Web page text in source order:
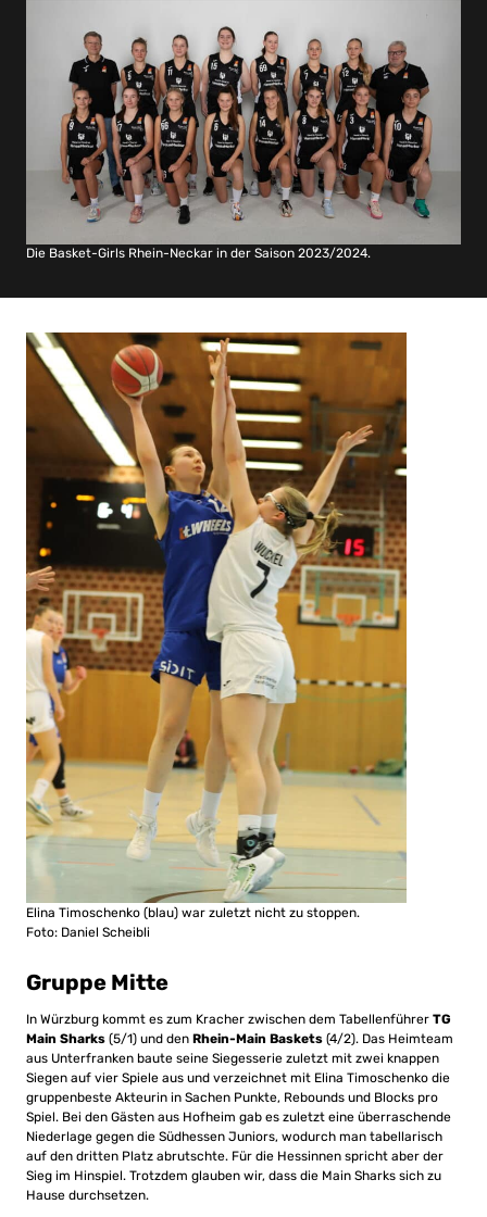
Die Basket-Girls Rhein-Neckar in der Saison 2023/2024.
Elina Timoschenko (blau) war zuletzt nicht zu stoppen.
Foto: Daniel Scheibli
Gruppe Mitte
In Würzburg kommt es zum Kracher zwischen dem Tabellenführer TG
Main Sharks (5/1) und den Rhein-Main Baskets (4/2). Das Heimteam
aus Unterfranken baute seine Siegesserie zuletzt mit zwei knappen
Siegen auf vier Spiele aus und verzeichnet mit Elina Timoschenko die
gruppenbeste Akteurin in Sachen Punkte, Rebounds und Blocks pro
Spiel. Bei den Gästen aus Hofheim gab es zuletzt eine überraschende
Niederlage gegen die Südhessen Juniors, wodurch man tabellarisch
auf den dritten Platz abrutschte. Für die Hessinnen spricht aber der
Sieg im Hinspiel. Trotzdem glauben wir, dass die Main Sharks sich zu
Hause durchsetzen.